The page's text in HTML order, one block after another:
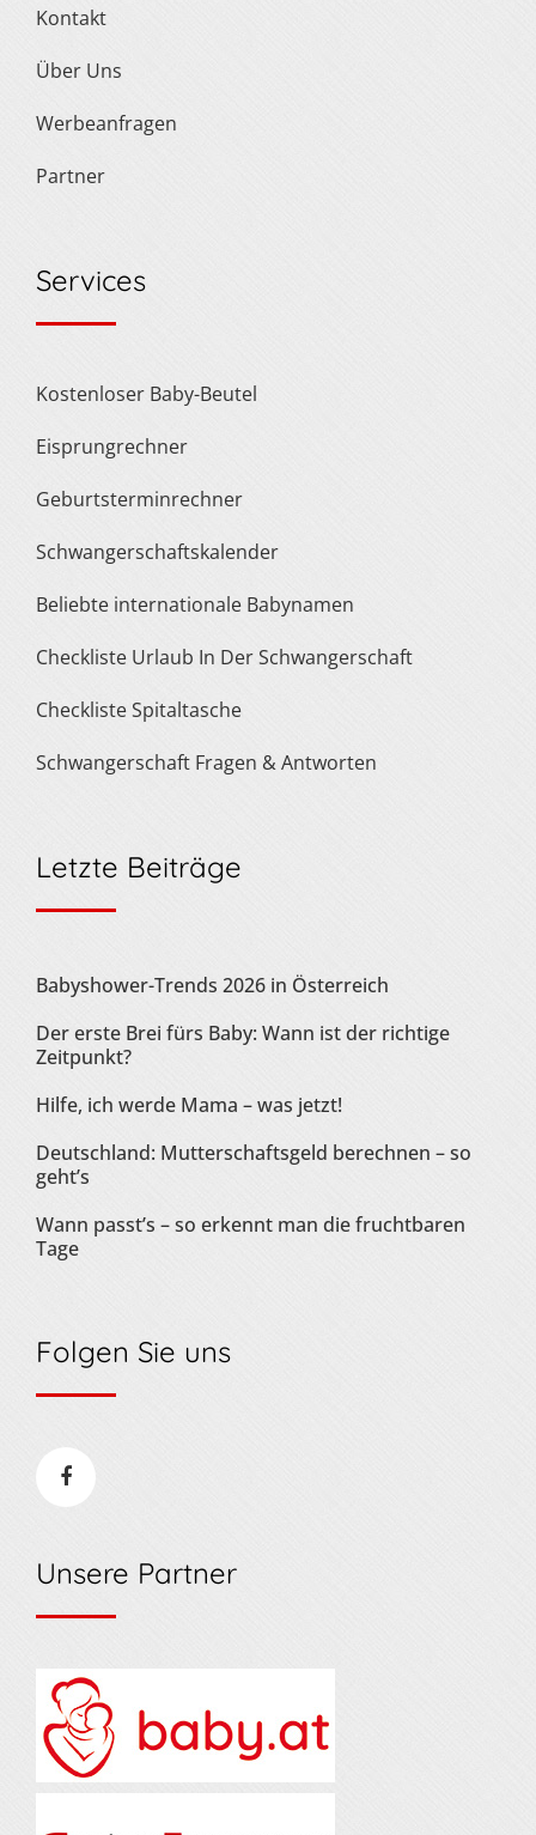
Kontakt
Über Uns
Werbeanfragen
Partner
Services
Kostenloser Baby-Beutel
Eisprungrechner
Geburtsterminrechner
Schwangerschaftskalender
Beliebte internationale Babynamen
Checkliste Urlaub In Der Schwangerschaft
Checkliste Spitaltasche
Schwangerschaft Fragen & Antworten
Letzte Beiträge
Babyshower-Trends 2026 in Österreich
Der erste Brei fürs Baby: Wann ist der richtige
Zeitpunkt?
Hilfe, ich werde Mama – was jetzt!
Deutschland: Mutterschaftsgeld berechnen – so
geht’s
Wann passt’s – so erkennt man die fruchtbaren
Tage
Folgen Sie uns
Unsere Partner